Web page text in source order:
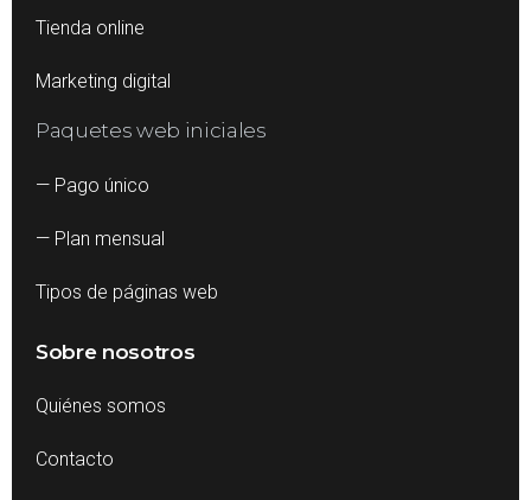
Tienda online
Marketing digital
Paquetes web iniciales
— Pago único
— Plan mensual
Tipos de páginas web
Sobre nosotros
Quiénes somos
Contacto